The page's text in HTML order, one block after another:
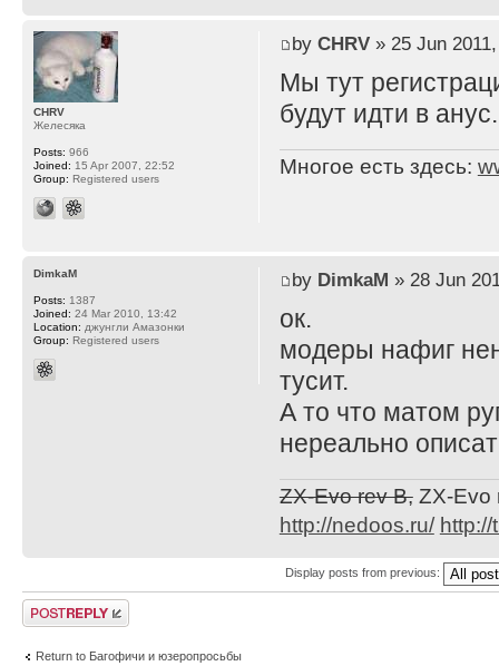
by CHRV» 25 Jun
Мы тут
будут идти в
Многое есть здесь:
CHRV
Желесяка
Posts: 966
Joined: 15 Apr 2007, 22:52
Group: Registered users
by DimkaM » 28 Jun
ок.
модеры нафиг
тусит.
А то что матом
нереально
ZX-Evo rev B,ZX-Evo
http://nedoos.ru/
DimkaM
Posts: 1387
Joined: 24 Mar 2010, 13:42
Location: джунгли Амазонки
Group: Registered users
Display posts from previous:
Post a reply
Return to Багофичи и юзеропросьбы